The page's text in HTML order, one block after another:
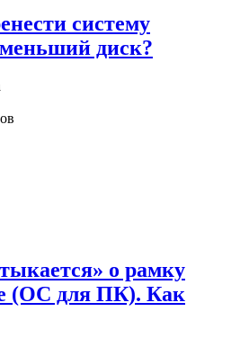
систему
диск?
о рамку
(ОС для ПК). Как